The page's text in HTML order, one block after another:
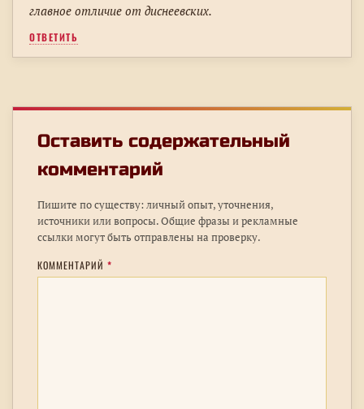
главное отличие от диснеевских.
ОТВЕТИТЬ
Оставить содержательный
комментарий
Пишите по существу: личный опыт, уточнения,
источники или вопросы. Общие фразы и рекламные
ссылки могут быть отправлены на проверку.
КОММЕНТАРИЙ *